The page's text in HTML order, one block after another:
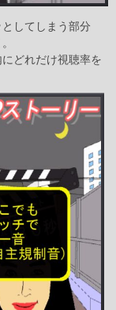
してしまう部分
どれだけ視聴率を